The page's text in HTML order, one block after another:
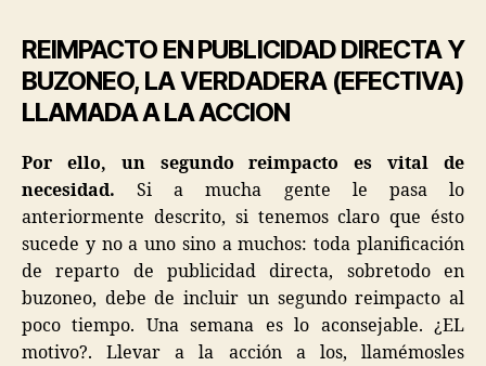
REIMPACTO EN PUBLICIDAD DIRECTA Y
BUZONEO, LA VERDADERA (EFECTIVA)
LLAMADA A LA ACCION
Por ello, un segundo reimpacto es vital de
necesidad. Si a mucha gente le pasa lo
anteriormente descrito, si tenemos claro que ésto
sucede y no a uno sino a muchos: toda planificación
de reparto de publicidad directa, sobretodo en
buzoneo, debe de incluir un segundo reimpacto al
poco tiempo. Una semana es lo aconsejable. ¿EL
motivo?. Llevar a la acción a los, llamémosles